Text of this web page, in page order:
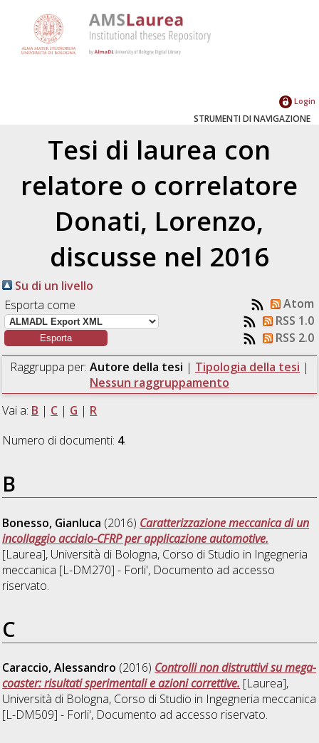
Login
STRUMENTI DI NAVIGAZIONE
Tesi di laurea con
relatore o correlatore
Donati, Lorenzo,
discusse nel 2016
Su di un livello
Esporta come
Atom
RSS 1.0
RSS 2.0
Raggruppa per: Autore della tesi | Tipologia della tesi |
Nessun raggruppamento
Vai a: B | C | G | R
Numero di documenti: 4.
B
Bonesso, Gianluca (2016) Caratterizzazione meccanica di un
incollaggio acciaio-CFRP per applicazione automotive.
[Laurea], Università di Bologna, Corso di Studio in Ingegneria
meccanica [L-DM270] - Forli', Documento ad accesso
riservato.
C
Caraccio, Alessandro (2016) Controlli non distruttivi su mega-
coaster: risultati sperimentali e azioni correttive. [Laurea],
Università di Bologna, Corso di Studio in Ingegneria meccanica
[L-DM509] - Forli', Documento ad accesso riservato.